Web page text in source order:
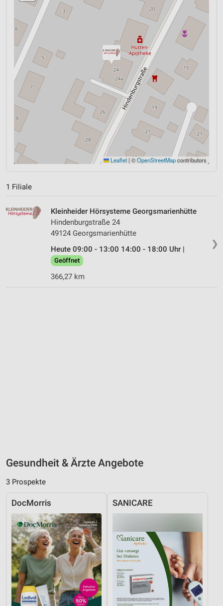
Leaflet | ©OpenStreetMapcontributors
1 Filiale
❯
Kleinheider Hörsysteme Georgsmarienhütte
Hindenburgstraße 24
49124 Georgsmarienhütte
Heute 09:00 - 13:00 14:00 - 18:00 Uhr |
Geöffnet
366,27 km
Gesundheit & Ärzte Angebote
3 Prospekte
DocMorris SANICARE